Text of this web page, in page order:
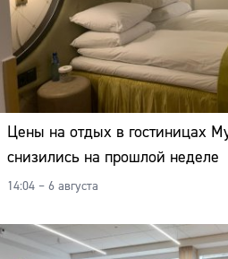
Цены на отдых в гостиницах
снизились на прошлой неделе
14:04 – 6 августа